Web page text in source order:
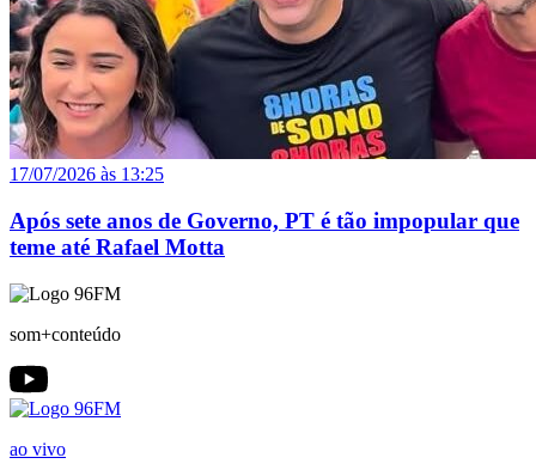
17/07/2026 às 13:25
Após sete anos de Governo, PT é tão impopular que
teme até Rafael Motta
som+conteúdo
ao vivo